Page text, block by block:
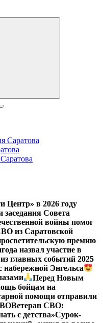
Саратова
Центр» в 2026 году
заседания Совета
войны помог
из Саратовской
премию
назвал участие в
главных событий 2025
Энгельса
Перед Новым
бойцам на
помощи отправили
Ветеран СВО:
с детства»Сурок-